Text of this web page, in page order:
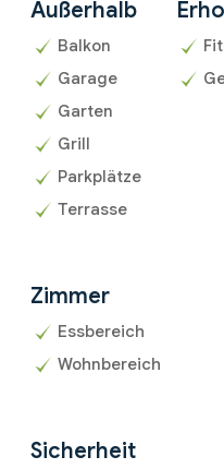
Außerhalb
Balkon
Garage
Garten
Grill
Parkplätze
Terrasse
Zimmer
Essbereich
Wohnbereich
Sicherheit